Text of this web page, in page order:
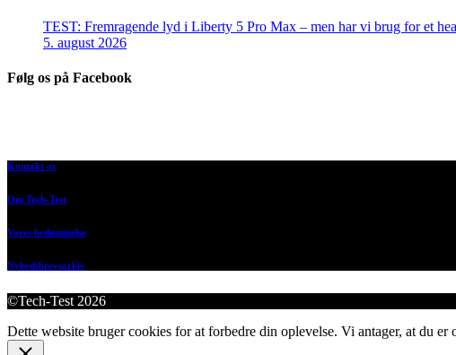
TEST: Fremragende lyd i Liberty 5 Pro Max – men har vi brug for et
5. august 2026
Følg os på Facebook
Kontakt os
Om Tech-Test
Vores bedømmelse
Nyhedsbrevsarkiv
©Tech-Test 2026
Dette website bruger cookies for at forbedre din oplevelse. Vi antager, at du